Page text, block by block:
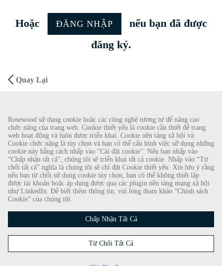
Rosewood sử dụng cookie hoặc các công nghệ tương tự để nâng cao
chức năng của trang web. Cookie thiết yếu là cookie cần thiết để trang
web hoạt động và luôn được triển khai. Cookie nền tảng xã hội và
Cookie chức năng là tùy chọn và bạn có thể cấu hình việc sử dụng những
cookie này bằng cách nhấp vào “Cài đặt cookie”. Nếu bạn nhấp vào
“Chấp nhận tất cả”, chúng tôi sẽ triển khai tất cả cookie. Nhấp vào “Từ
chối tất cả” nghĩa là chúng tôi sẽ chỉ đặt Cookie thiết yếu. Xin lưu ý rằng
nếu bạn từ chối sử dụng cookie tùy chọn, bạn có thể không thiết lập
được tài khoản hoặc áp dụng được qua các plugin nền tảng mạng xã hội
như LinkedIn. Để biết thêm thông tin, vui lòng tham khảo “Chính sách
Cookie” của chúng tôi.
Chấp Nhận Tất Cả
Từ Chối Tất Cả
Hoặc ĐĂNG NHẬP
nếu bạn đã được
đăng ký.
Quay Lại
CẢNH BÁO GIAN LẬN
Chúng tôi đã được biết về một vụ lừa đảo gần đây, theo đó các cá nhân giả làm nhà
tuyển dụng đang cung cấp hợp đồng lao động cho Rosewood Hotel Group. Những lời
gạ gẫm này được thực hiện bởi những người sử dụng tài khoản e-mail dựa trên web có
tên Rosewood. Cá nhân được yêu cầu cung cấp bản sao giấy tờ tùy thân cá nhân của
mình và gửi tiền để hoàn tất quy trình tuyển dụng. Những lời đề nghị này là gian lận.
Rosewood Hotel Group không yêu cầu ứng viên xin việc thực hiện bất kỳ hình thức
thanh toán nào.
Bản quyền © 2026
Chính Sách Cookie |